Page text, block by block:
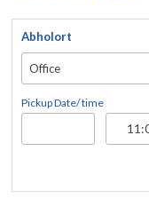
Abholort
Office
Pickup Date/ time